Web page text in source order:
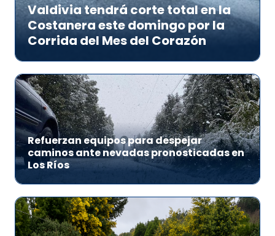
Valdivia tendrá corte total en la
Costanera este domingo por la
Corrida del Mes del Corazón
Refuerzan equipos para despejar
caminos ante nevadas pronosticadas en
Los Ríos